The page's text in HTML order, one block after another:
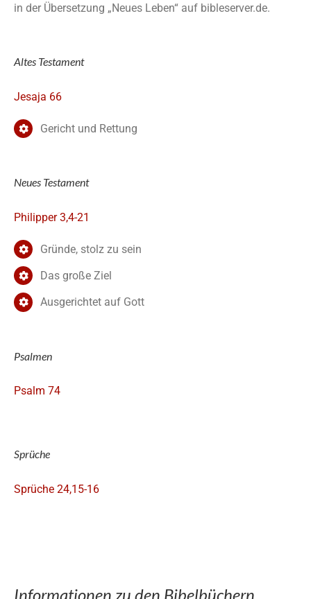
in der Übersetzung „Neues Leben“ auf bibleserver.de.
Altes Testament
Jesaja 66
Gericht und Rettung
Neues Testament
Philipper 3,4-21
Gründe, stolz zu sein
Das große Ziel
Ausgerichtet auf Gott
Psalmen
Psalm 74
Sprüche
Sprüche 24,15-16
Informationen zu den Bibelbüchern